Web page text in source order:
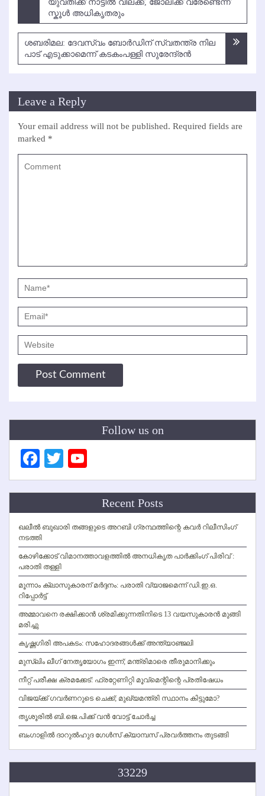
യുവതിക്ക് നാട്ടില്‍ വിലക്ക്, ജോലിക്ക് വരേണ്ടെന്ന്
സ്കൂള്‍ അധികൃതരും
ശ​ബ​രി​മ​ല: ദേ​വ​സ്വം ബോ​ര്‍​ഡി​ന് സ്വ​ത​ന്ത്ര നി​ല​
പാ​ട് എ​ടു​ക്കാ​മെ​ന്ന് ക​ട​കം​പ​ള്ളി സു​രേ​ന്ദ്ര​ന്‍
Leave a Reply
Your email address will not be published. Required fields are
marked *
Follow us on
Facebook
Twitter
Channel
Recent Posts
ഖലീല്‍ ബുഖാരി തങ്ങളുടെ അറബി ഗ്രന്ഥത്തിന്റെ കവര്‍ റിലീസിംഗ്
നടത്തി
കോഴിക്കോട് വിമാനത്താവളത്തില്‍ അനധികൃത പാര്‍ക്കിംഗ് പിരിവ് :
പരാതി തള്ളി
മൂന്നാം ക്ലാസുകാരന് മര്‍ദ്ദനം: പരാതി വ്യാജമെന്ന് ഡി.ഇ.ഒ.
റിപ്പോര്‍ട്ട്
അമ്മാവനെ രക്ഷിക്കാന്‍ ശ്രമിക്കുന്നതിനിടെ 13 വയസുകാരന്‍ മുങ്ങി
മരിച്ചു
കൃഷ്ണഗിരി അപകടം: സഹോദരങ്ങള്‍ക്ക് അന്ത്യാഞ്ജലി
മുസ്ലിം ലീഗ് നേതൃയോഗം ഇന്ന്; മന്ത്രിമാരെ തീരുമാനിക്കും
നീറ്റ് പരീക്ഷ ക്രമക്കേട്: ഫ്രറ്റേണിറ്റി മൂവ്‌മെന്റിന്റെ പ്രതിഷേധം
വിജയ്ക്ക് ഗവര്‍ണറുടെ ചെക്ക്; മുഖ്യമന്ത്രി സ്ഥാനം കിട്ടുമോ?
തൃശൂരില്‍ ബി.ജെ.പിക്ക് വന്‍ വോട്ട് ചോര്‍ച്ച
ബംഗാളില്‍ ദാറുല്‍ഹുദ ഗേള്‍സ് ക്യാമ്പസ് പ്രവര്‍ത്തനം തുടങ്ങി
33229